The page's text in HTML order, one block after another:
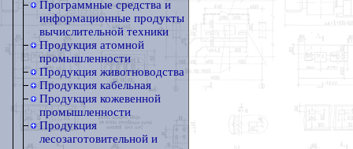
Программные средства и
информационные продукты
вычислительной техники
Продукция атомной
промышленности
Продукция животноводства
Продукция кабельная
Продукция кожевенной
промышленности
Продукция
лесозаготовительной и